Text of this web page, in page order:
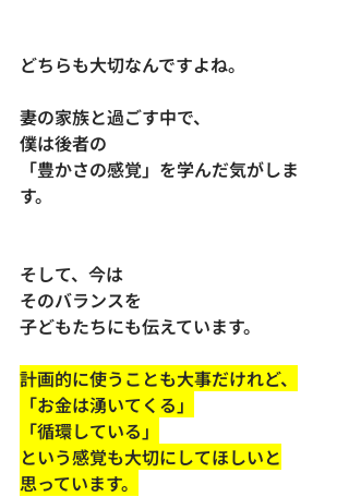
どちらも大切なんですよね。
妻の家族と過ごす中で、
僕は後者の
「豊かさの感覚」を学んだ気がしま
す。
そして、今は
そのバランスを
子どもたちにも伝えています。
計画的に使うことも大事だけれど、
「お金は湧いてくる」
「循環している」
という感覚も大切にしてほしいと
思っています。